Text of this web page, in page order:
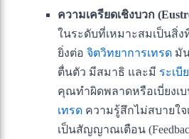
ความเครียดเชิงบวก
ในระดับที่เหมาะสมเป็นสิ่
ยิ่งต่อ จิตวิทยาการเทรด มั
ตื่นตัว มีสมาธิ และมี ระเบี
คุณทำผิดพลาดหรือเบี่ยงเบ
เทรด ความรู้สึกไม่สบายใ
เป็นสัญญาณเตือน